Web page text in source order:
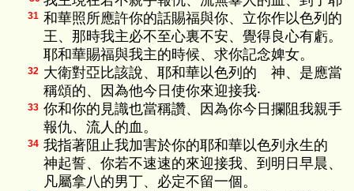
31 和華照所應許你的話賜福與你、立你作以色列的
王、那時我主必不至心裏不安、覺得良心有虧。
耶和華賜福與我主的時候、求你記念婢女。
32 大衛對亞比該說、耶和華以色列的 神、是應當
稱頌的、因為他今日使你來迎接我‧
33 你和你的見識也當稱讚、因為你今日攔阻我親手
報仇、流人的血。
34 我指著阻止我加害於你的耶和華以色列永生的
神起誓、你若不速速的來迎接我、到明日早晨、
凡屬拿八的男丁、必定不留一個。